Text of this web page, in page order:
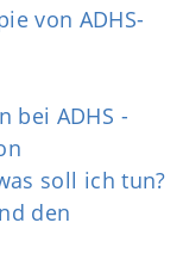
von ADHS-
bei ADHS -
soll ich tun?
den